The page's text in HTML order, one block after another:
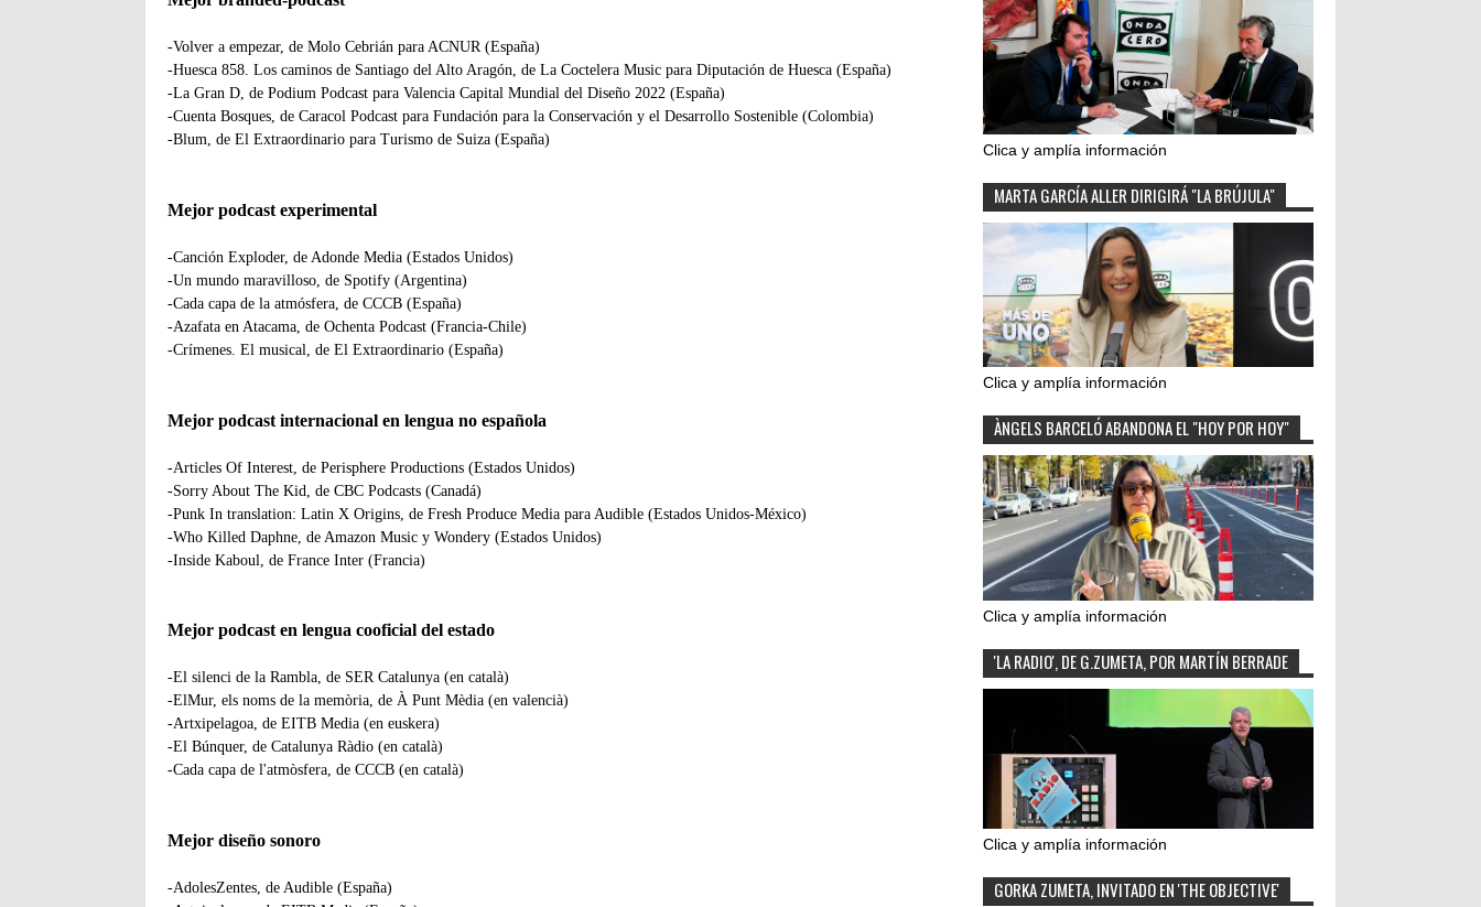
-Volver a empezar, de Molo Cebrián para ACNUR (España)
-Huesca 858. Los caminos de Santiago del Alto Aragón, de La Coctelera Music para Diputación de Huesca (España)
-La Gran D, de Podium Podcast para Valencia Capital Mundial del Diseño 2022 (España)
-Cuenta Bosques, de Caracol Podcast para Fundación para la Conservación y el Desarrollo Sostenible (Colombia)
-Blum, de El Extraordinario para Turismo de Suiza (España)
Mejor podcast experimental
-Canción Exploder, de Adonde Media (Estados Unidos)
-Un mundo maravilloso, de Spotify (Argentina)
-Cada capa de la atmósfera, de CCCB (España)
-Azafata en Atacama, de Ochenta Podcast (Francia-Chile)
-Crímenes. El musical, de El Extraordinario (España)
Mejor podcast internacional en lengua no española
-Articles Of Interest, de Perisphere Productions (Estados Unidos)
-Sorry About The Kid, de CBC Podcasts (Canadá)
-Punk In translation: Latin X Origins, de Fresh Produce Media para Audible (Estados Unidos-México)
-Who Killed Daphne, de Amazon Music y Wondery (Estados Unidos)
-Inside Kaboul, de France Inter (Francia)
Mejor podcast en lengua cooficial del estado
-El silenci de la Rambla, de SER Catalunya (en català)
-ElMur, els noms de la memòria, de À Punt Mèdia (en valencià)
-Artxipelagoa, de EITB Media (en euskera)
-El Búnquer, de Catalunya Ràdio (en català)
-Cada capa de l'atmòsfera, de CCCB (en català)
Mejor diseño sonoro
-AdolesZentes, de Audible (España)
Clica y amplía información
MARTA GARCÍA ALLER DIRIGIRÁ "LA BRÚJULA"
Clica y amplía información
ÀNGELS BARCELÓ ABANDONA EL "HOY POR HOY"
Clica y amplía información
'LA RADIO', DE G.ZUMETA, POR MARTÍN BERRADE
Clica y amplía información
GORKA ZUMETA, INVITADO EN 'THE OBJECTIVE'